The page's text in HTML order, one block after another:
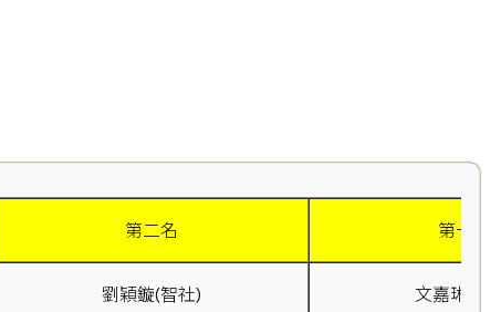
第二名 第一名
劉穎鏇(智社) 文嘉琳(智